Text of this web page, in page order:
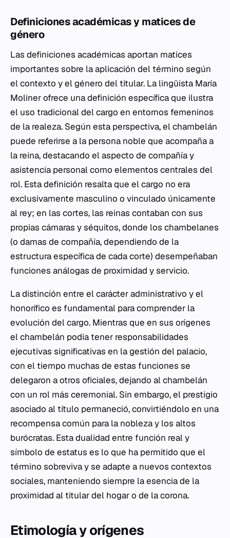
Definiciones académicas y matices de
género
Las definiciones académicas aportan matices
importantes sobre la aplicación del término según
el contexto y el género del titular. La lingüista María
Moliner ofrece una definición específica que ilustra
el uso tradicional del cargo en entornos femeninos
de la realeza. Según esta perspectiva, el chambelán
puede referirse a la persona noble que acompaña a
la reina, destacando el aspecto de compañía y
asistencia personal como elementos centrales del
rol. Esta definición resalta que el cargo no era
exclusivamente masculino o vinculado únicamente
al rey; en las cortes, las reinas contaban con sus
propias cámaras y séquitos, donde los chambelanes
(o damas de compañía, dependiendo de la
estructura específica de cada corte) desempeñaban
funciones análogas de proximidad y servicio.
La distinción entre el carácter administrativo y el
honorífico es fundamental para comprender la
evolución del cargo. Mientras que en sus orígenes
el chambelán podía tener responsabilidades
ejecutivas significativas en la gestión del palacio,
con el tiempo muchas de estas funciones se
delegaron a otros oficiales, dejando al chambelán
con un rol más ceremonial. Sin embargo, el prestigio
asociado al título permaneció, convirtiéndolo en una
recompensa común para la nobleza y los altos
burócratas. Esta dualidad entre función real y
símbolo de estatus es lo que ha permitido que el
término sobreviva y se adapte a nuevos contextos
sociales, manteniendo siempre la esencia de la
proximidad al titular del hogar o de la corona.
Etimología y orígenes